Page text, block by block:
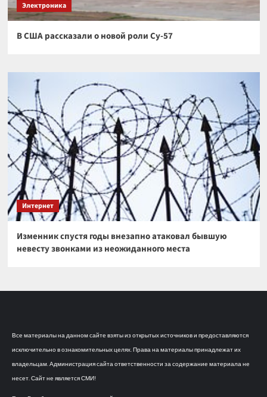
Электроника
В США рассказали о новой роли Су-57
Интернет
Изменник спустя годы внезапно атаковал бывшую
невесту звонками из неожиданного места
Все материалы на данном сайте взяты из открытых источников и предоставляются
исключительно в ознакомительных целях. Права на материалы принадлежат их
владельцам. Администрация сайта ответственности за содержание материала не
несет. Сайт не является СМИ!